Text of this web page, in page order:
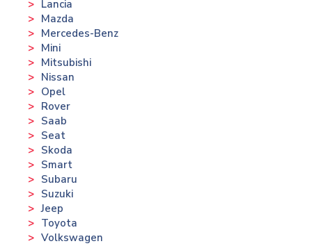
Lancia
Mazda
Mercedes-Benz
Mini
Mitsubishi
Nissan
Opel
Rover
Saab
Seat
Skoda
Smart
Subaru
Suzuki
Jeep
Toyota
Volkswagen